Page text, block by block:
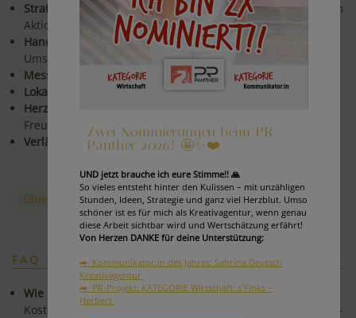
Strategisch & kreativ:Konzepte mit rotem Faden statt losem
Aktionismus.
Hands-on & pragmatisch:Klare Empfehlungen, schnelle
Umsetzung.
Messbar:
Fokus auf Ergebnisse und Optimierungen.
Lokal in Graz - vernetzt in ganz Österreich.
Herzlich & nahbar:
Zusammenarbeit auf Augenhöhe, mit
Freude & Begeisterung.
Verlässlich & engagiert:Mit Herzblut und Verantwortung
Über mich & meine Reise
FAQ - HÄUFIGE FRAGEN
Wie läuft ein Projektstart ab?
Kostenloses Erstgespräch → Zielklärung → Angebot → Kick-
Zwei Nominierungen beim PR-
Panther 2026! 🤩✨❤️
UND jetzt brauche ich eure Stimme!! 🙏
So vieles entsteht hinter den Kulissen – mit unzähligen
Stunden, Ideen, Strategie und ganz viel Herzblut. Umso
schöner ist es für mich als Kreativagentur, wenn genau
diese Arbeit sichtbar wird und Wertschätzung erfährt!
Von Herzen DANKE für deine Unterstützung:
➡️ Kommunikator:in des Jahres: Sabrina Deutsch
Kreativagentur
➡️ PR-Projekt: KATEGORIE Wirtschaft: s´Finks –
Herbert